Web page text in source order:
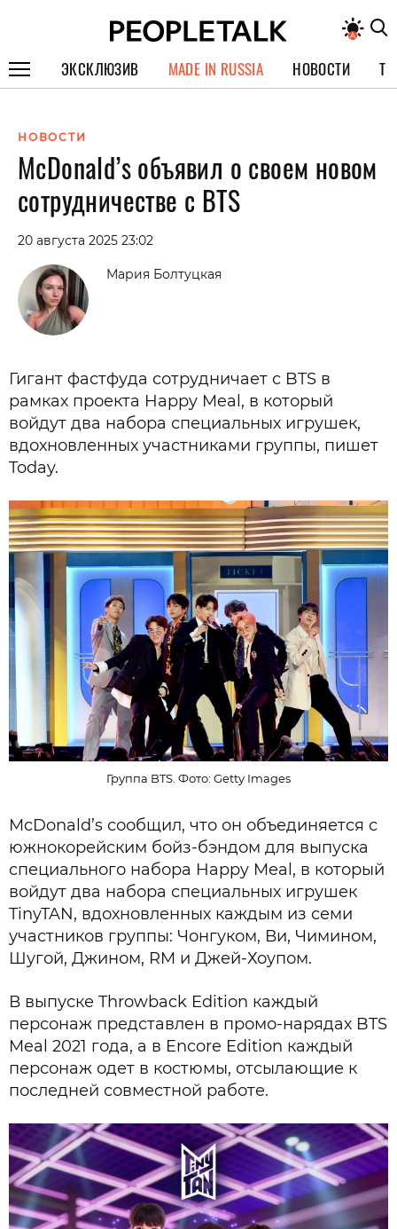
ЭКСКЛЮЗИВ
СПЕЦПРОЕКТЫ
ИНТЕРВЬЮ
ПОКОЛЕНИЕ
MADE IN RUSSIA НОВОСТИ
НОВОСТИ
McDonald’s объявил о своем новом
сотрудничестве с BTS
20 августа 2025 23:02
Мария Болтуцкая
Гигант фастфуда сотрудничает с BTS в
рамках проекта Happy Meal, в который
войдут два набора специальных игрушек,
вдохновленных участниками группы, пишет
Today.
Группа BTS. Фото: Getty Images
McDonald’s сообщил, что он объединяется с
южнокорейским бойз-бэндом для выпуска
специального набора Happy Meal, в который
войдут два набора специальных игрушек
TinyTAN, вдохновленных каждым из семи
участников группы: Чонгуком, Ви, Чимином,
Шугой, Джином, RM и Джей-Хоупом.
В выпуске Throwback Edition каждый
персонаж представлен в промо-нарядах BTS
Meal 2021 года, а в Encore Edition каждый
персонаж одет в костюмы, отсылающие к
последней совместной работе.